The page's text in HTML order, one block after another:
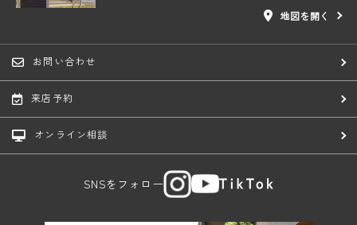
地図を開く
お問い合わせ
来店予約
オンライン相談
SNSをフォロー